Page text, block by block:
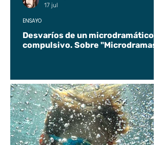
Desvaríos de un microdramático
compulsivo. Sobre "Microdramas".
ENSAYO
17 jul